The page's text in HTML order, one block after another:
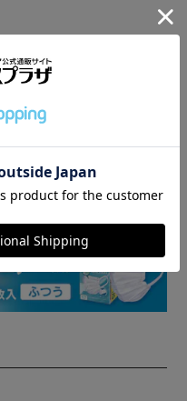
すめ ▼